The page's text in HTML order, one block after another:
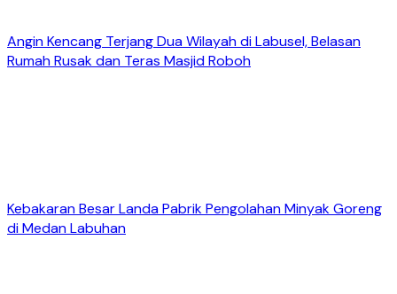
Angin Kencang Terjang Dua Wilayah di Labusel, Belasan
Rumah Rusak dan Teras Masjid Roboh
Kebakaran Besar Landa Pabrik Pengolahan Minyak Goreng
di Medan Labuhan